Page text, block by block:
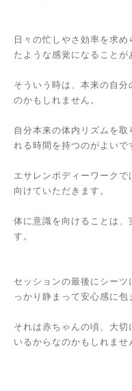
日々の忙しやさ効率を求
たような感覚になることが
そういう時は、本来の自
のかもしれません。
自分本来の体内リズムを
れる時間を持つのがよいで
エサレンボディーワーク
向けていただきます。
体に意識を向けることは
す。
セッションの最後にシー
っかり静まって安心感に包
それは赤ちゃんの頃、大
いるからなのかもしれませ